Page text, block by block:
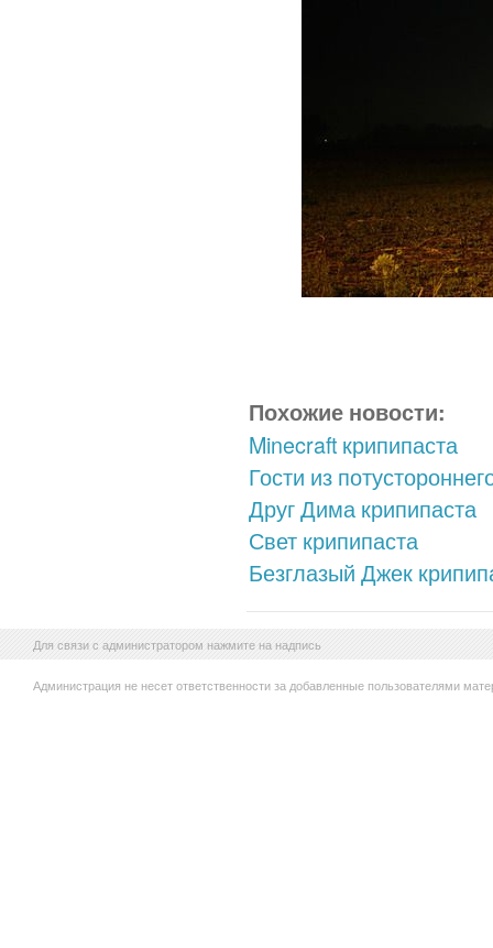
Похожие новости:
Minecraft крипипаста
Гости из
Друг Дима крипипаста
Свет крипипаста
Безглазый Джек
Для связи с администратором нажмите на надпись
Администрация не несет ответственности за добавленные пользователями